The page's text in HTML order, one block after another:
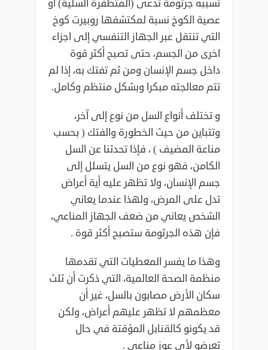
تسببه جرثومة تدعى (المتطفرة السلية) أو
عصية الكوخ نسبة لمكتشفها روبيرت كوخ
‏التي تنتقل عبر الجهاز التنفسي إلى اجزاء
اخرى من الجسم، حتى تصبح أكثر قوة
‏داخل جسم الإنسان ومن ثم تفتك به، إذا لم
تتم معالجته مبكرا وبشكل منتظم وكامل.‏
و تختلف أنواع السل من نوع إلى آخر،
وتتباين من حيث الخطورة والفتك ( بحسب
‏مناعة المضيف ) ، فإذا تحدثنا عن السل
الكامن، فهو نوع من السل يتسلل إلى
جسم ‏الإنسان، ولا تظهر عليه أية أعراض
تدل على المرض، ولهذا عندما يعاني
الشخص ‏يعاني من ضعف الجهاز المناعي،
فإن هذه الجرثومة ستصبح أكثر قوة .‏
وهذا ما يفسر المعطيات التي تقدمها
منظمة الصحة العالمية، التي ذكرت أن ثلث
سكان ‏الأرض مصابون بالسل، غير أن
معظمهم لا تظهر عليهم أعراض، ولكن
قد يكونو ‏كالقنابل المؤقتة في حال
تعرضو لأي عوزٍ مناعي .‏